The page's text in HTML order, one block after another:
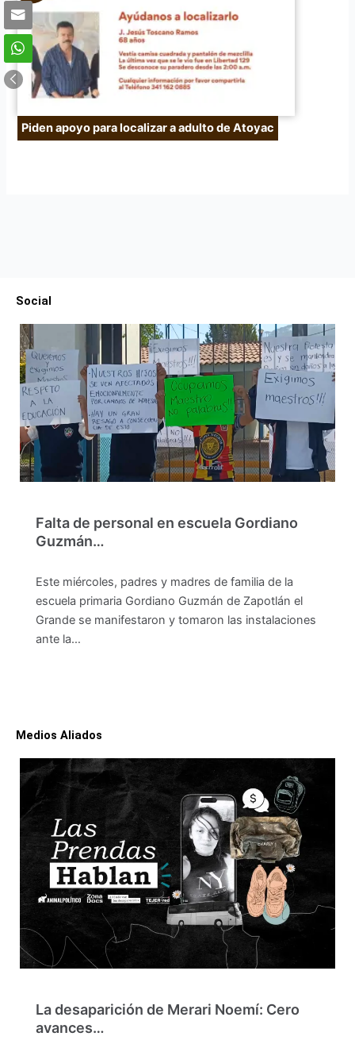
Piden apoyo para localizar a adulto de Atoyac
Social
Falta de personal en escuela Gordiano
Guzmán…
Este miércoles, padres y madres de familia de la
escuela primaria Gordiano Guzmán de Zapotlán el
Grande se manifestaron y tomaron las instalaciones
ante la…
Medios Aliados
La desaparición de Merari Noemí: Cero
avances…